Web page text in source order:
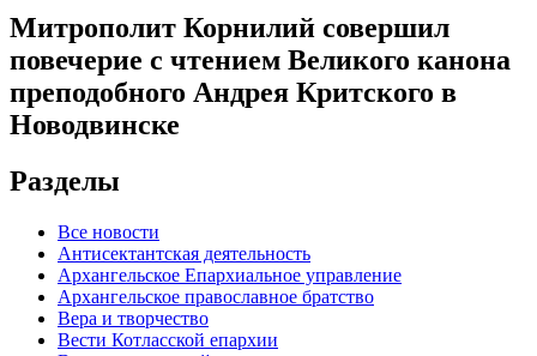
Митрополит Корнилий совершил
повечерие с чтением Великого канона
преподобного Андрея Критского в
Новодвинске
Разделы
Все новости
Антисектантская деятельность
Архангельское Епархиальное управление
Архангельское православное братство
Вера и творчество
Вести Котласской епархии